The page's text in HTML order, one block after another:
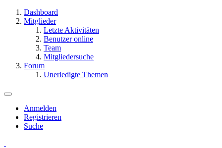
Dashboard
Mitglieder
Letzte Aktivitäten
Benutzer online
Team
Mitgliedersuche
Forum
Unerledigte Themen
Anmelden
Registrieren
Suche